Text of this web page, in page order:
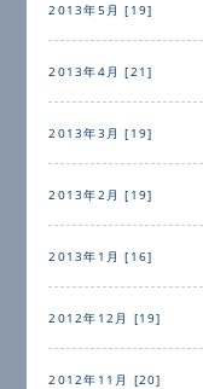
2013年5月 [19]
2013年4月 [21]
2013年3月 [19]
2013年2月 [19]
2013年1月 [16]
2012年12月 [19]
2012年11月 [20]